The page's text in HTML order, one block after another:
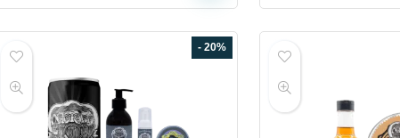
- 20%